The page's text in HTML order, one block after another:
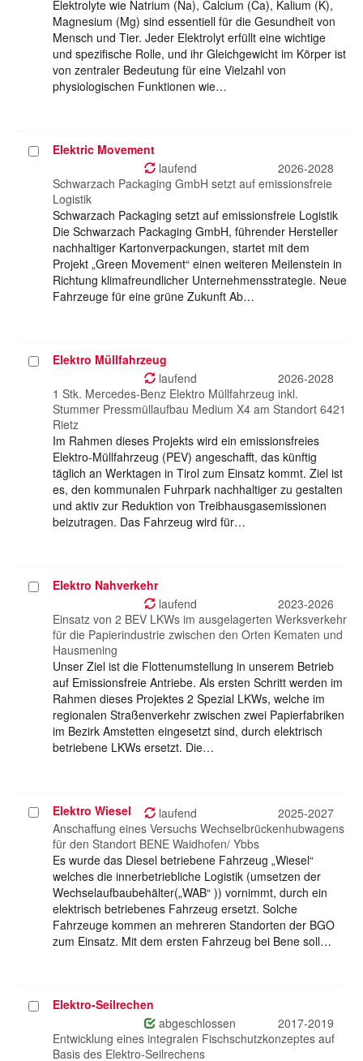
Elektrolyte wie Natrium (Na), Calcium (Ca), Kalium (K),
Magnesium (Mg) sind essentiell für die Gesundheit von
Mensch und Tier. Jeder Elektrolyt erfüllt eine wichtige
und spezifische Rolle, und ihr Gleichgewicht im Körper ist
von zentraler Bedeutung für eine Vielzahl von
physiologischen Funktionen wie…
ProjektElektric Movement
laufend
2026-2028
Schwarzach Packaging GmbH setzt auf emissionsfreie
Logistik
Schwarzach Packaging setzt auf emissionsfreie Logistik
Die Schwarzach Packaging GmbH, führender Hersteller
nachhaltiger Kartonverpackungen, startet mit dem
Projekt „Green Movement“ einen weiteren Meilenstein in
Richtung klimafreundlicher Unternehmensstrategie. Neue
Fahrzeuge für eine grüne Zukunft Ab…
ProjektElektro Müllfahrzeug
laufend
2026-2028
1 Stk. Mercedes-Benz Elektro Müllfahrzeug inkl.
Stummer Pressmüllaufbau Medium X4 am Standort 6421
Rietz
Im Rahmen dieses Projekts wird ein emissionsfreies
Elektro-Müllfahrzeug (PEV) angeschafft, das künftig
täglich an Werktagen in Tirol zum Einsatz kommt. Ziel ist
es, den kommunalen Fuhrpark nachhaltiger zu gestalten
und aktiv zur Reduktion von Treibhausgasemissionen
beizutragen. Das Fahrzeug wird für…
ProjektElektro Nahverkehr
laufend
2023-2026
Einsatz von 2 BEV LKWs im ausgelagerten Werksverkehr
für die Papierindustrie zwischen den Orten Kematen und
Hausmening
Unser Ziel ist die Flottenumstellung in unserem Betrieb
auf Emissionsfreie Antriebe. Als ersten Schritt werden im
Rahmen dieses Projektes 2 Spezial LKWs, welche im
regionalen Straßenverkehr zwischen zwei Papierfabriken
im Bezirk Amstetten eingesetzt sind, durch elektrisch
betriebene LKWs ersetzt. Die…
Projekt
auswählen
Elektro Wiesel laufend
2025-2027
Anschaffung eines Versuchs Wechselbrückenhubwagens
für den Standort BENE Waidhofen/ Ybbs
Es wurde das Diesel betriebene Fahrzeug „Wiesel“
welches die innerbetriebliche Logistik (umsetzen der
Wechselaufbaubehälter(„WAB“ )) vornimmt, durch ein
elektrisch betriebenes Fahrzeug ersetzt. Solche
Fahrzeuge kommen an mehreren Standorten der BGO
zum Einsatz. Mit dem ersten Fahrzeug bei Bene soll…
ProjektElektro-Seilrechen
abgeschlossen
2017-2019
Entwicklung eines integralen Fischschutzkonzeptes auf
Basis des Elektro-Seilrechens